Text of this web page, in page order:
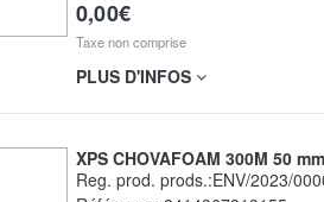
0,00€
Taxe non comprise
PLUS D'INFOS
XPS CHOVAFOAM 300M 50
Reg. prod. prods.:ENV/2023/